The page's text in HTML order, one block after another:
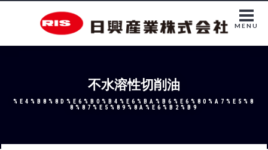
MENU
不水溶性切削油
%E4%B8%8D%E6%B0%B4%E6%BA%B6%E6%80%A7%E5%8
8%87%E5%89%8A%E6%B2%B9